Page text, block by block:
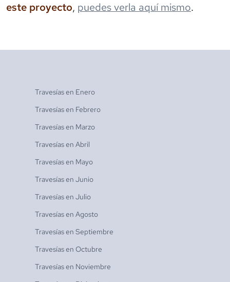
este proyecto, puedes verla aquí mismo.
Travesías en Enero
Travesías en Febrero
Travesías en Marzo
Travesías en Abril
Travesías en Mayo
Travesías en Junio
Travesías en Julio
Travesías en Agosto
Travesías en Septiembre
Travesías en Octubre
Travesías en Noviembre